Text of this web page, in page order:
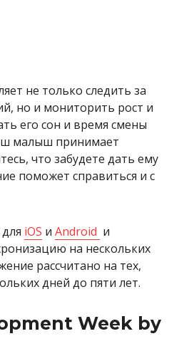
не только следить за
но и мониторить рост и
его сон и время смены
малыш принимает
что забудете дать ему
поможет справиться и с
iOS и Android и
на нескольких
рассчитано на тех,
дней до пяти лет.
Week by